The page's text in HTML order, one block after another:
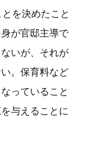
を決めたこと
が官邸主導で
いが、それが
。保育料など
っていること
与えることに